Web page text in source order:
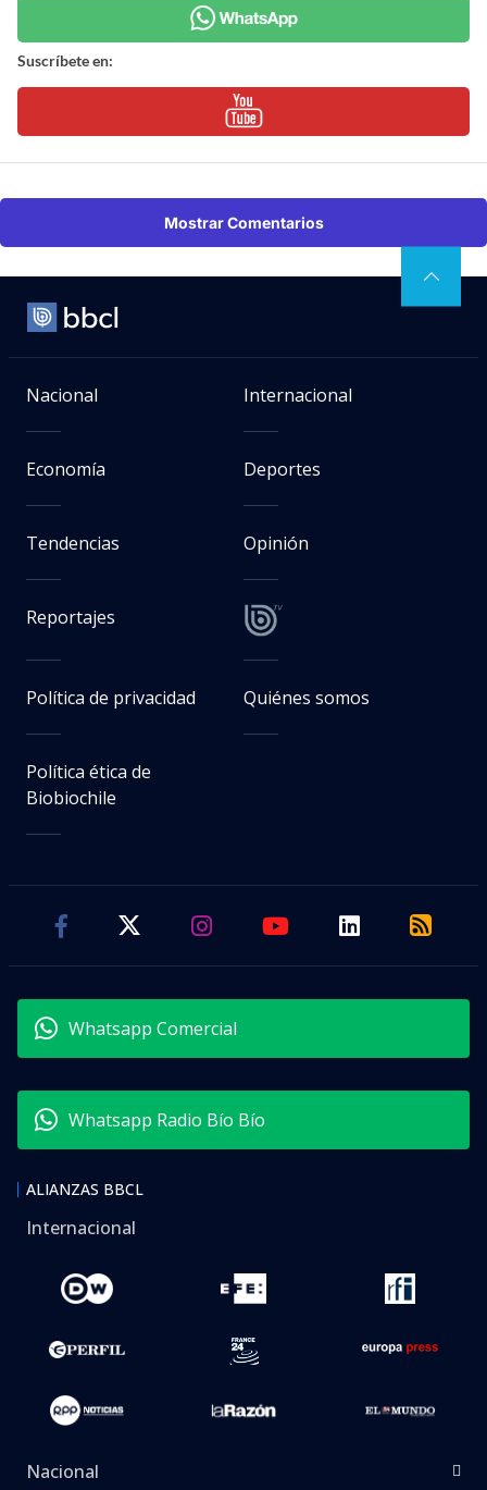
Suscríbete en:
Mostrar Comentarios
Nacional Internacional
Economía Deportes
Tendencias Opinión
Reportajes
Política de privacidad Quiénes somos
Política ética de
Biobiochile
Whatsapp Comercial
Whatsapp Radio Bío Bío
ALIANZAS BBCL
Internacional
Nacional